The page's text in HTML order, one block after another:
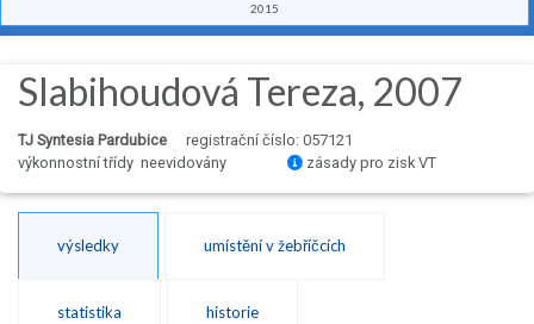
2015
Slabihoudová Tereza, 2007
TJ Syntesia Pardubice
registrační číslo: 057121
výkonnostní třídy neevidovány
zásady pro zisk VT
výsledky umístění v žebříčcích
statistika historie